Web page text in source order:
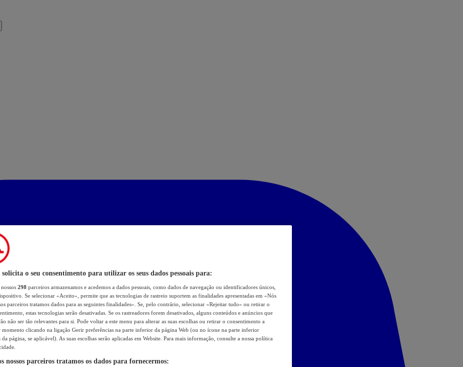
o seu consentimento para utilizar os seus dados pessoais para:
298 parceiros armazenamos e acedemos a dados pessoais, como dados de navegação ou identificadores únicos,
Se selecionar «Aceito», permite que as tecnologias de rastreio suportem as finalidades apresentadas em «Nós
parceiros tratamos dados para as seguintes finalidades». Se, pelo contrário, selecionar «Rejeitar tudo» ou retirar o
estas tecnologias serão desativadas. Se os rastreadores forem desativados, alguns conteúdos e anúncios que
não ser tão relevantes para si. Pode voltar a este menu para alterar as suas escolhas ou retirar o consentimento a
momento clicando na ligação Gerir preferências na parte inferior da página Web (ou no ícone na parte inferior
da página, se aplicável). As suas escolhas serão aplicadas em Website. Para mais informação, consulte a nossa política
nossos parceiros tratamos os dados para fornecermos: